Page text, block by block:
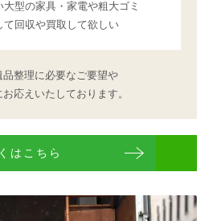
型の家具・家電や粗大ゴミ
て回収や買取して欲しい
品整理に必要なご要望や
応えいたしております。
はこちら